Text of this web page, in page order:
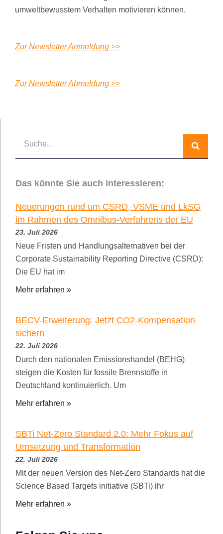
umweltbewusstem Verhalten motivieren können.
Zur Newsletter Anmeldung >>
Zur Newsletter Abmeldung >>
Das könnte Sie auch interessieren:
Neuerungen rund um CSRD, VSME und LkSG
im Rahmen des Omnibus-Verfahrens der EU
23. Juli 2026
Neue Fristen und Handlungsalternativen bei der
Corporate Sustainability Reporting Directive (CSRD):
Die EU hat im
Mehr erfahren »
BECV-Erweiterung: Jetzt CO2-Kompensation
sichern
22. Juli 2026
Durch den nationalen Emissionshandel (BEHG)
steigen die Kosten für fossile Brennstoffe in
Deutschland kontinuierlich. Um
Mehr erfahren »
SBTi Net-Zero Standard 2.0: Mehr Fokus auf
Umsetzung und Transformation
22. Juli 2026
Mit der neuen Version des Net-Zero Standards hat die
Science Based Targets initiative (SBTi) ihr
Mehr erfahren »